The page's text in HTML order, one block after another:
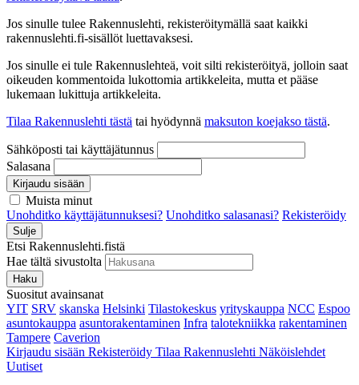
Jos sinulle tulee Rakennuslehti, rekisteröitymällä saat kaikki
rakennuslehti.fi-sisällöt luettavaksesi.
Jos sinulle ei tule Rakennuslehteä, voit silti rekisteröityä, jolloin saat
oikeuden kommentoida lukottomia artikkeleita, mutta et pääse
lukemaan lukittuja artikkeleita.
Tilaa Rakennuslehti tästä tai hyödynnä maksuton koejakso tästä.
Sähköposti tai käyttäjätunnus
Salasana
Kirjaudu sisään
Muista minut
Unohditko käyttäjätunnuksesi? Unohditko salasanasi? Rekisteröidy
Sulje
Etsi Rakennuslehti.fistä
Hae tältä sivustolta
Haku
Suositut avainsanat
YIT SRV skanska Helsinki Tilastokeskus yrityskauppa NCC Espoo
asuntokauppa asuntorakentaminen Infra talotekniikka rakentaminen
Tampere Caverion
Kirjaudu sisään Rekisteröidy Tilaa Rakennuslehti Näköislehdet
Uutiset